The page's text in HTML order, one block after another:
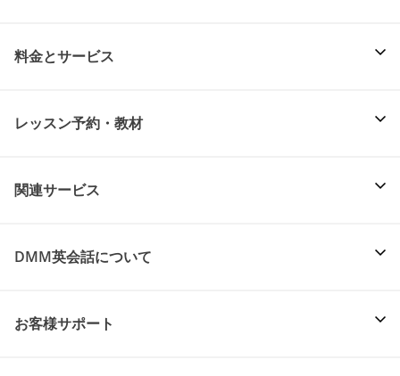
料金とサービス
レッスン予約・教材
関連サービス
DMM英会話について
お客様サポート